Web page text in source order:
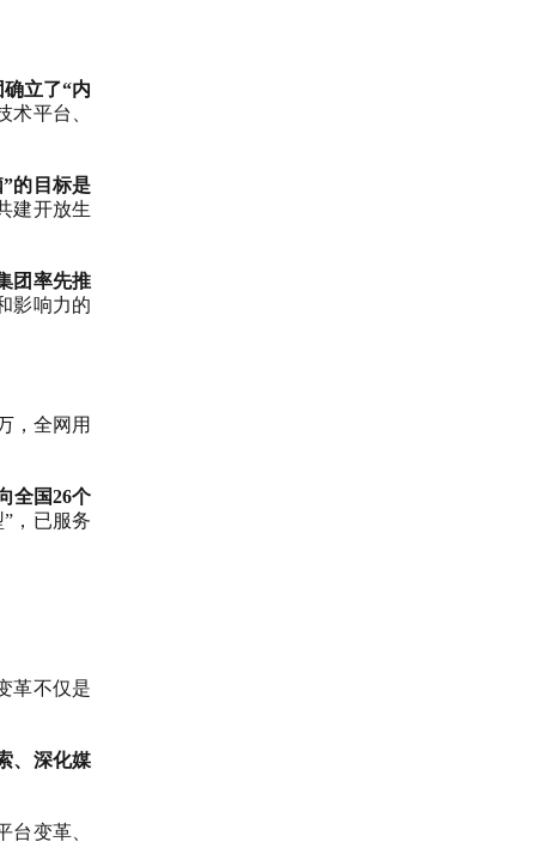
立了“内
平台、
的目标是
建开放生
团率先推
影响力的
，全网用
全国26个
，已服务
革不仅是
、深化媒
台变革、